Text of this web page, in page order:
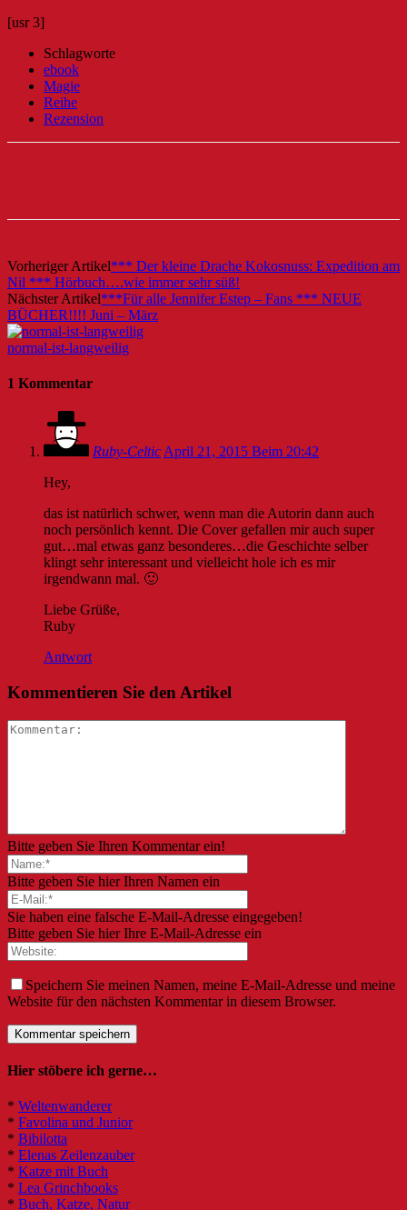
[usr 3]
Schlagworte
ebook
Magie
Reihe
Rezension
Vorheriger Artikel*** Der kleine Drache Kokosnuss: Expedition am
Nil *** Hörbuch….wie immer sehr süß!
Nächster Artikel***Für alle Jennifer Estep – Fans *** NEUE
BÜCHER!!!! Juni – März
normal-ist-langweilig
1 Kommentar
Ruby-Celtic April 21, 2015 Beim 20:42
Hey,
das ist natürlich schwer, wenn man die Autorin dann auch
noch persönlich kennt. Die Cover gefallen mir auch super
gut…mal etwas ganz besonderes…die Geschichte selber
klingt sehr interessant und vielleicht hole ich es mir
irgendwann mal. 🙂
Liebe Grüße,
Ruby
Antwort
Kommentieren Sie den Artikel
Bitte geben Sie Ihren Kommentar ein!
Bitte geben Sie hier Ihren Namen ein
Sie haben eine falsche E-Mail-Adresse eingegeben!
Bitte geben Sie hier Ihre E-Mail-Adresse ein
Speichern Sie meinen Namen, meine E-Mail-Adresse und meine
Website für den nächsten Kommentar in diesem Browser.
Hier stöbere ich gerne…
* Weltenwanderer
* Favolina und Junior
* Bibilotta
* Elenas Zeilenzauber
* Katze mit Buch
* Lea Grinchbooks
* Buch, Katze, Natur